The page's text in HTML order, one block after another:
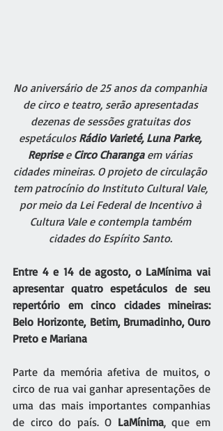
No aniversário de 25 anos da companhia
de circo e teatro, serão apresentadas
dezenas de sessões gratuitas dos
espetáculos Rádio Varieté, Luna Parke,
Reprise e Circo Charanga em várias
cidades mineiras. O projeto de circulação
tem patrocínio do Instituto Cultural Vale,
por meio da Lei Federal de Incentivo à
Cultura Vale e contempla também
cidades do Espírito Santo.
Entre 4 e 14 de agosto, o LaMínima vai
apresentar quatro espetáculos de seu
repertório em cinco cidades mineiras:
Belo Horizonte, Betim, Brumadinho, Ouro
Preto e Mariana
Parte da memória afetiva de muitos, o
circo de rua vai ganhar apresentações de
uma das mais importantes companhias
de circo do país. O LaMínima, que em